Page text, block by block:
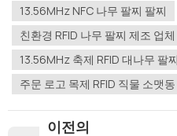
13.56MHz NFC 나무 팔찌 팔찌
친환경 RFID 나무 팔찌 제조 업체
13.56MHz 축제 RFID 대나무 팔찌
주문 로고 목제 RFID 직물 소맷동
이전의